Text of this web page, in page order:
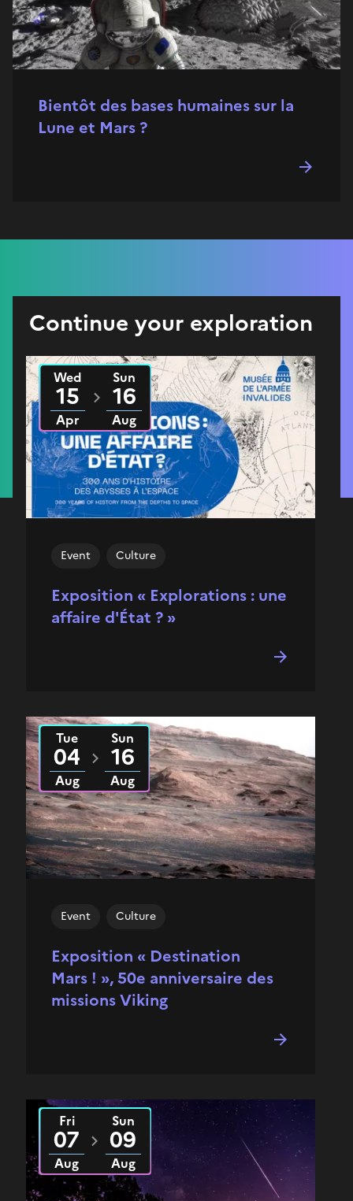
Bientôt des bases humaines sur la
Lune et Mars ?
Continue your exploration
Exposition « Explorations : une
affaire d'État ? »
Event Culture
From
Wed
15
Apr
2026 toSun
16
Aug
2026
Exposition « Destination
Mars ! », 50e anniversaire des
missions Viking
Event Culture
From
Tue
04
Aug
2026 toSun
16
Aug
2026
From
Fri
07
Aug
2026 toSun
09
Aug
2026